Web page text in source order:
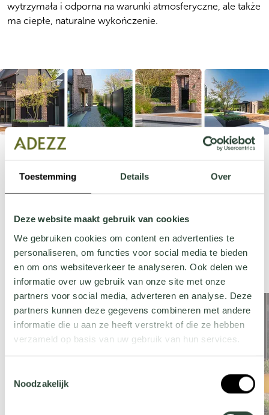
Toestemming Details Over
Deze website maakt gebruik van cookies
We gebruiken cookies om content en advertenties te
personaliseren, om functies voor social media te bieden
en om ons websiteverkeer te analyseren. Ook delen we
informatie over uw gebruik van onze site met onze
partners voor social media, adverteren en analyse. Deze
partners kunnen deze gegevens combineren met andere
informatie die u aan ze heeft verstrekt of die ze hebben
verzameld op basis van uw gebruik van hun services.
jehier.
Noodzakelijk
wytrzymała i odporna na warunki atmosferyczne, ale także
ma ciepłe, naturalne wykończenie.
Eleganckie panele i nowoczesne donice tworzą schludny i
zapewniają równowagę i spokój. Wybierz materiały takie
jak aluminium lub poliester dla nowoczesnego
ogród, w którym będziesz mógł cieszyć się spokojem i